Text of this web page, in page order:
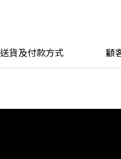
送貨及付款方式 顧